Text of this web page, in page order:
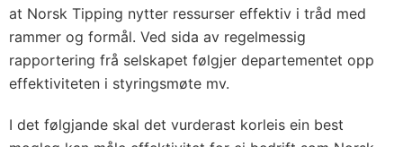
at Norsk Tipping nytter ressurser effektiv i tråd med
rammer og formål. Ved sida av regelmessig
rapportering frå selskapet følgjer departementet opp
effektiviteten i styringsmøte mv.
I det følgjande skal det vurderast korleis ein best